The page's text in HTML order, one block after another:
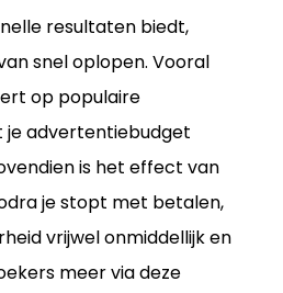
resultaten biedt,
snel oplopen. Vooral
op populaire
je advertentiebudget
is het effect van
je stopt met betalen,
vrijwel onmiddellijk en
meer via deze